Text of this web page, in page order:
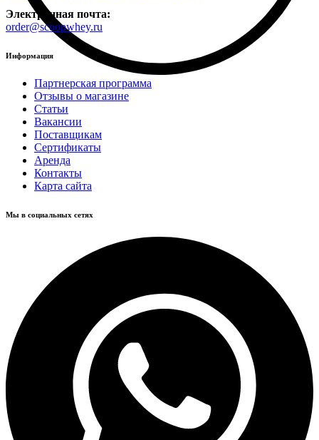
Электронная почта:
order@scoopwhey.ru
Информация
Партнерская программа
Отзывы о магазине
Статьи
Вакансии
Поставщикам
Сертификаты
Аренда
Контакты
Карта сайта
Мы в социальных сетях